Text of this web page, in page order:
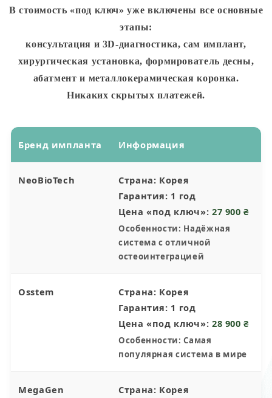
В стоимость «под ключ» уже включены все основные
этапы:
консультация и 3D-диагностика, сам имплант,
хирургическая установка, формирователь десны,
абатмент и металлокерамическая коронка.
Никаких скрытых платежей.
Бренд импланта Информация
NeoBioTech Страна: Корея
Гарантия: 1 год
Цена «под ключ»: 27 900 ₴
Особенности: Надёжная
система с отличной
остеоинтеграцией
Osstem Страна: Корея
Гарантия: 1 год
Цена «под ключ»: 28 900 ₴
Особенности: Самая
популярная система в мире
MegaGen Страна: Корея